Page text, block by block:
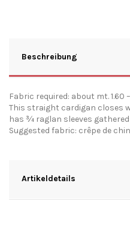
Beschreibung
Fabric required: about mt. 1.60
This straight cardigan closes
has ¾ raglan sleeves
Suggested fabric: crêpe de
Artikeldetails